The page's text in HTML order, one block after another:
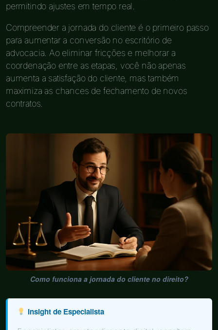
permitindo ajustes em tempo real.
Compreender a jornada do cliente é o primeiro passo
para aumentar a conversão no escritório de
advocacia. Ao eliminar fricções e melhorar a
coordenação entre as etapas, você não apenas
aumenta a satisfação do cliente, mas também
maximiza as chances de fechamento de novos
contratos.
Como funciona a jornada do cliente no direito?
Insight de Especialista